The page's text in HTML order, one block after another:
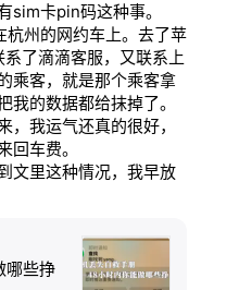
sim卡pin码这种事。
州的网约车上。去了苹
了滴滴客服，又联系上
乘客，就是那个乘客拿
我的数据都给抹掉了。
我运气还真的很好，
回车费。
文里这种情况，我早放
哪些挣